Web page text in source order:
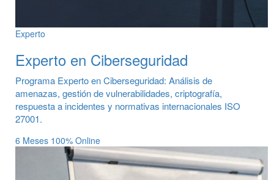
Experto
Experto en Ciberseguridad
Programa Experto en Ciberseguridad: Análisis de
amenazas, gestión de vulnerabilidades, criptografía,
respuesta a incidentes y normativas internacionales ISO
27001.
6 Meses 100% Online